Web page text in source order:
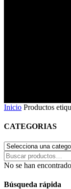
Inicio Productos
CATEGORIAS
Buscar
por:
No se han
Búsqueda rápida